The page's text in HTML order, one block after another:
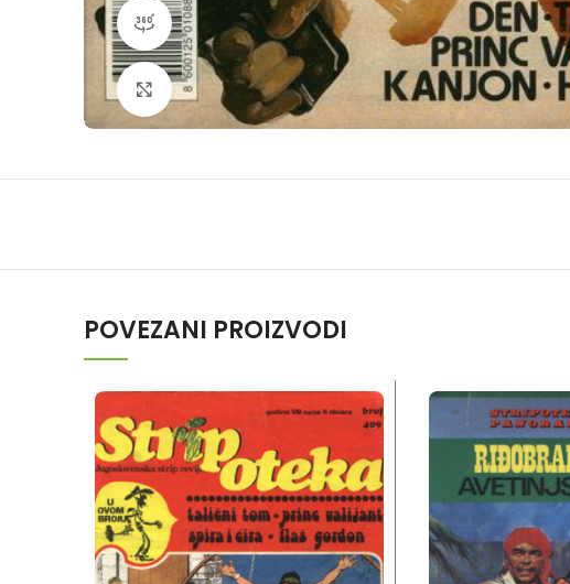
360 product view
Klikni da povečaš
POVEZANI PROIZVODI